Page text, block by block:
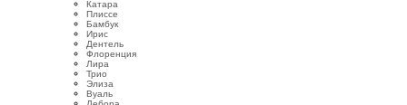
Катара
Плиссе
Бамбук
Ирис
Дентель
Флоренция
Лира
Трио
Элиза
Вуаль